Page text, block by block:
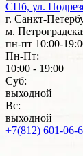
СПб, ул.
г. Санкт-
м.
пн-пт 10:00-
Пн-Пт:
10:00 - 19:00
Суб:
выходной
Вс:
выходной
+7(812) 601-06-